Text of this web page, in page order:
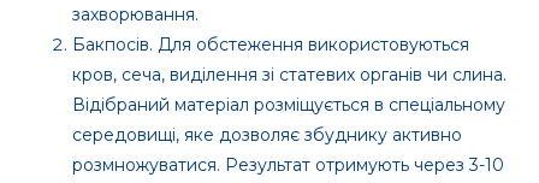
захворювання.
Бакпосів. Для обстеження використовуються
кров, сеча, виділення зі статевих органів чи слина.
Відібраний матеріал розміщується в спеціальному
середовищі, яке дозволяє збуднику активно
розмножуватися. Результат отримують через 3-10